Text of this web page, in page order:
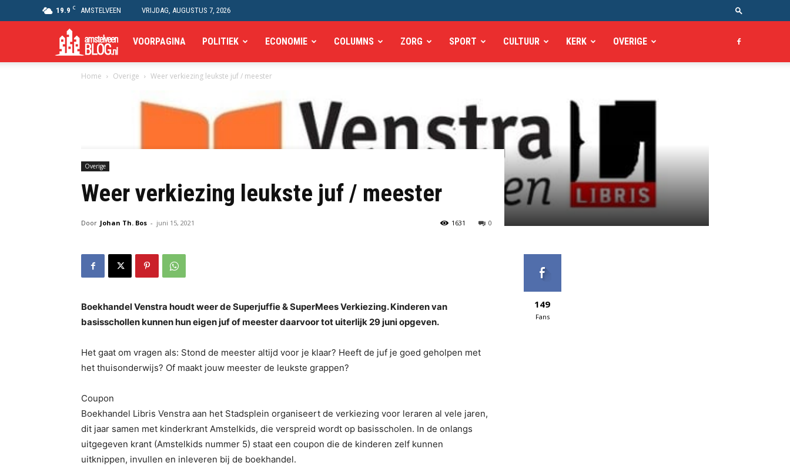
19.9 C AMSTELVEEN VRIJDAG, AUGUSTUS 7, 2026
Amstelveen
Blog
VOORPAGINA POLITIEK ECONOMIE COLUMNS ZORG SPORT CULTUUR KERK OVERIGE
Home Overige Weer verkiezing leukste juf / meester
Overige
Weer verkiezing leukste juf / meester
Door Johan Th. Bos - juni 15, 2021 0
1631
Boekhandel Venstra houdt weer de Superjuffie & SuperMees Verkiezing. Kinderen van
basisschollen kunnen hun eigen juf of meester daarvoor tot uiterlijk 29 juni opgeven.
Het gaat om vragen als: Stond de meester altijd voor je klaar? Heeft de juf je goed geholpen met
het thuisonderwijs? Of maakt jouw meester de leukste grappen?
Coupon
Boekhandel Libris Venstra aan het Stadsplein organiseert de verkiezing voor leraren al vele jaren,
dit jaar samen met kinderkrant Amstelkids, die verspreid wordt op basisscholen. In de onlangs
uitgegeven krant (Amstelkids nummer 5) staat een coupon die de kinderen zelf kunnen
uitknippen, invullen en inleveren bij de boekhandel.
149
Fans